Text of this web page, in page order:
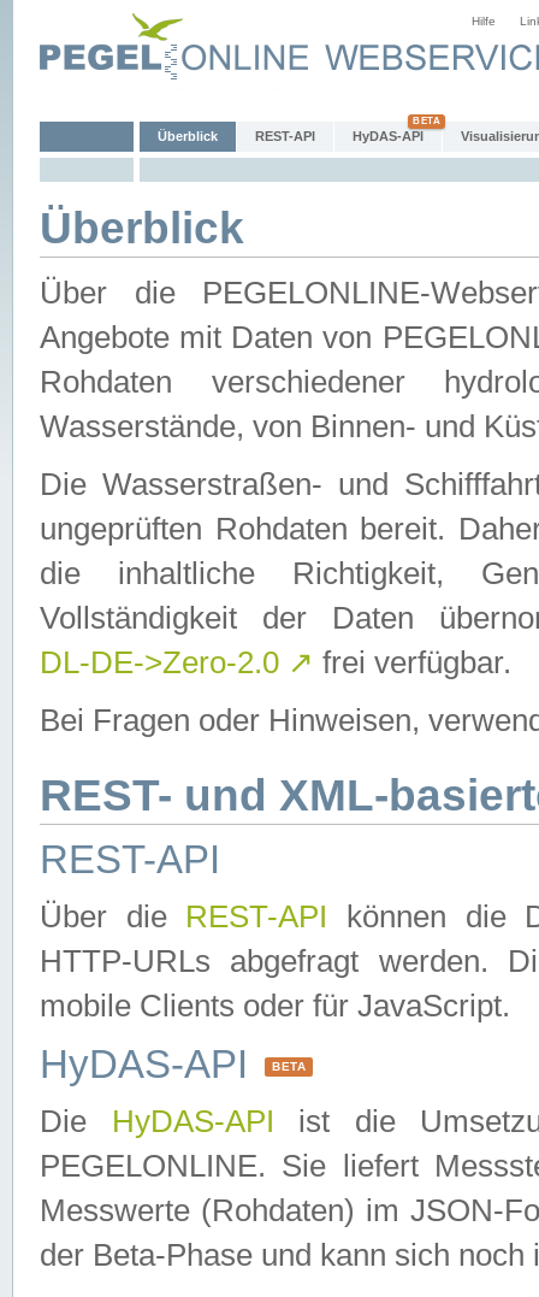
Hilfe
Überblick REST-API HyDAS-API
Überblick
Über die PEGELONLINE-
Angebote mit Daten von
Rohdaten verschiedener
Wasserstände, von Binnen- und
Die Wasserstraßen- und
ungeprüften Rohdaten bereit.
die inhaltliche Richtigkeit,
Vollständigkeit der Daten
DL-DE->Zero-2.0 ↗ frei verfügbar.
Bei Fragen oder Hinweisen,
REST- und XML-
REST-API
Über die REST-API können die
HTTP-URLs abgefragt werden.
mobile Clients oder für JavaScript.
HyDAS-API BETA
Die HyDAS-API ist die
PEGELONLINE. Sie liefert
Messwerte (Rohdaten) im JSON-
der Beta-Phase und kann sich noch